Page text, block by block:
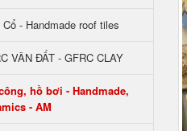
Cổ - Handmade roof tiles
VÂN ĐẤT - GFRC CLAY
hồ bơi - Handmade,
- AM